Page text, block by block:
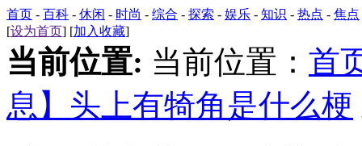
首页 - 百科 - 休闲 - 时尚 - 综合 - 探索 - 娱乐 - 知识 - 热点 - 焦点
[设为首页] [加入收藏]
当前位置: 当前位置： 首
息】头上有犄角是什么梗